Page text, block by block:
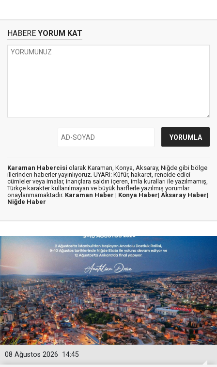
HABERE YORUM KAT
Karaman Habercisi olarak Karaman, Konya, Aksaray, Niğde gibi bölge
illerinden haberler yayınlıyoruz. UYARI: Küfür, hakaret, rencide edici
cümleler veya imalar, inançlara saldırı içeren, imla kuralları ile yazılmamış,
Türkçe karakter kullanılmayan ve büyük harflerle yazılmış yorumlar
onaylanmamaktadır. Karaman Haber | Konya Haber| Aksaray Haber|
Niğde Haber
14:45
08 Ağustos 2026